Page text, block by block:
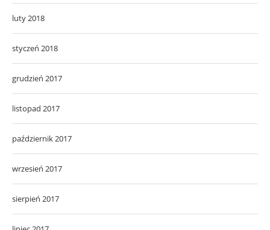
luty 2018
styczeń 2018
grudzień 2017
listopad 2017
październik 2017
wrzesień 2017
sierpień 2017